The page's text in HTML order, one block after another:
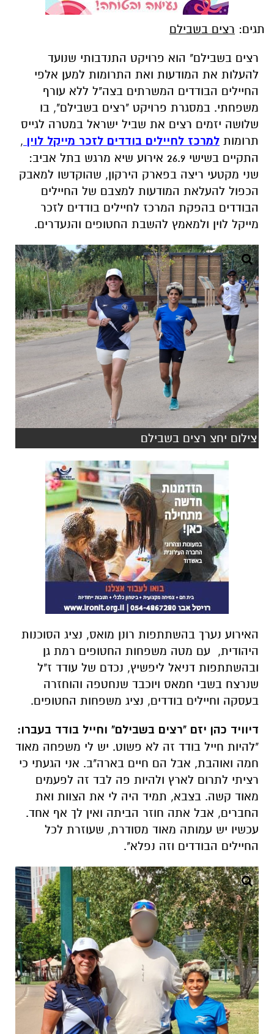
תגים: רצים בשבילם
רצים בשבילם" הוא פרויקט התנדבותי שנועד
להעלות את המודעות ואת התרומות למען אלפי
החיילים הבודדים המשרתים בצה"ל ללא עורף
משפחתי. במסגרת פרויקט "רצים בשבילם", בו
שלושה יזמים רצים את שביל ישראל במטרה לגייס
תרומות למרכז לחיילים בודדים לזכר מייקל לוין ,
התקיים בשישי 26.9 אירוע שיא מרגש בתל אביב:
שני מקטעי ריצה בפארק הירקון, שהוקדשו למאבק
הכפול להעלאת המודעות למצבם של החיילים
הבודדים בהפקת המרכז לחיילים בודדים לזכר
מייקל לוין ולמאמץ להשבת החטופים והנעדרים.
צילום יחצ רצים בשבילם
האירוע נערך בהשתתפות רונן מואס, נציג הסוכנות
היהודית, עם מטה משפחות החטופים רמת גן
ובהשתתפות דניאל ליפשיץ, נכדם של עודד ז"ל
שנרצח בשבי חמאס ויוכבד שנחטפה והוחזרה
בעסקה וחיילים בודדים, נציג משפחות החטופים.
דיוויד כהן יזם "רצים בשבילם" וחייל בודד בעברו:
"להיות חייל בודד זה לא פשוט. יש לי משפחה מאוד
חמה ואוהבת, אבל הם חיים בארה"ב. אני הגעתי כי
רציתי לתרום לארץ ולהיות פה לבד זה לפעמים
מאוד קשה. בצבא, תמיד היה לי את הצוות ואת
החברים, אבל אתה חוזר הביתה ואין לך אף אחד.
עכשיו יש עמותה מאוד מסודרת, שעוזרת לכל
החיילים הבודדים וזה נפלא".